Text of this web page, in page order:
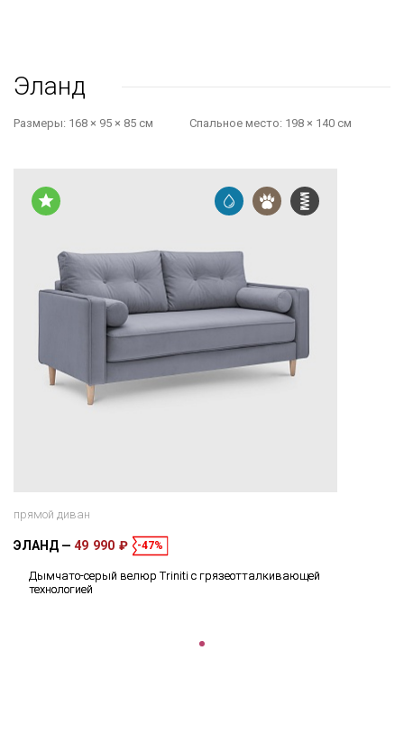
Эланд
Размеры: 168 × 95 × 85 см Cпальное место: 198 × 140 см
прямой диван
ЭЛАНД 49 990 ₽ -47%
Дымчато-серый велюр Triniti с грязеотталкивающей
технологией